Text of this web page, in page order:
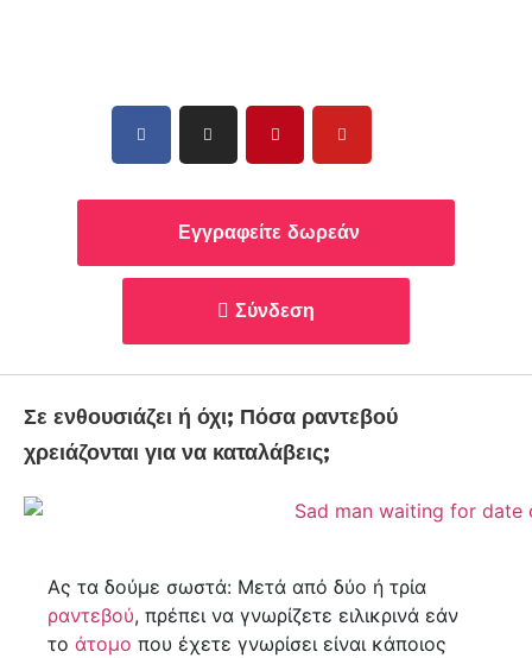
Εγγραφείτε δωρεάν
Σύνδεση
Σε ενθουσιάζει ή όχι; Πόσα ραντεβού
χρειάζονται για να καταλάβεις;
Ας τα δούμε σωστά: Μετά από δύο ή τρία
ραντεβού, πρέπει να γνωρίζετε ειλικρινά εάν
το άτομο που έχετε γνωρίσει είναι κάποιος